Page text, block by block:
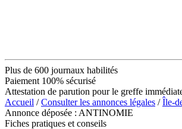
Plus de 600 journaux habilités
Paiement 100% sécurisé
Attestation de parution pour le greffe
Accueil /Consulter les annonces légales /Île-
Annonce déposée : ANTINOMIE
Fiches pratiques et conseils